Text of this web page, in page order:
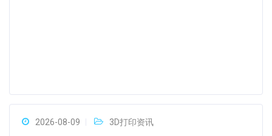
2026-08-09 3D打印资讯